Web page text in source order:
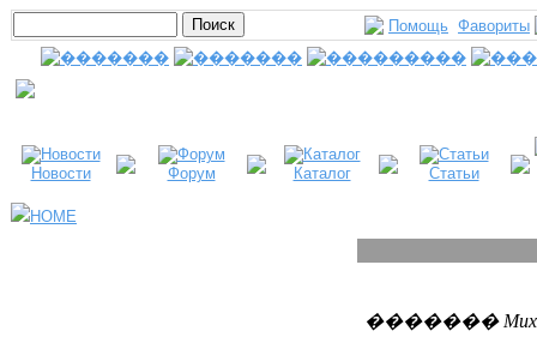
Помощь Фавориты
Новости Форум Каталог Статьи
HOME
�������